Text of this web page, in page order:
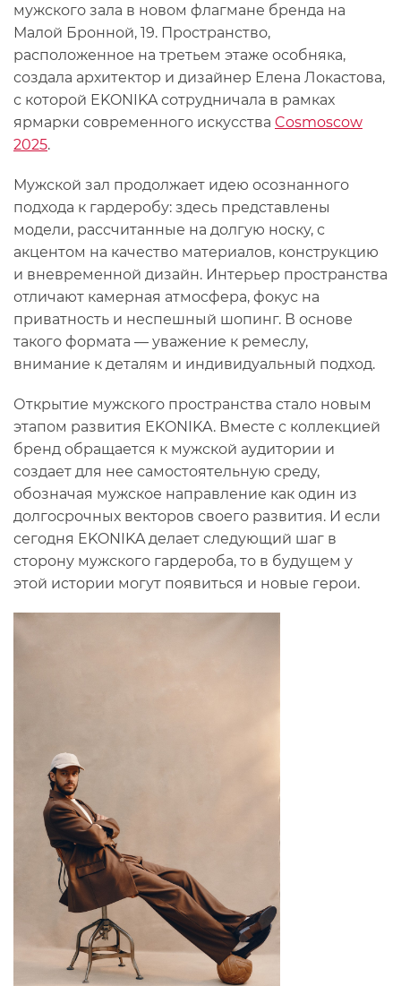
мужского зала в новом флагмане бренда на
Малой Бронной, 19. Пространство,
расположенное на третьем этаже особняка,
создала архитектор и дизайнер Елена Локастова,
с которой EKONIKA сотрудничала в рамках
ярмарки современного искусства Cosmoscow
2025.
Мужской зал продолжает идею осознанного
подхода к гардеробу: здесь представлены
модели, рассчитанные на долгую носку, с
акцентом на качество материалов, конструкцию
и вневременной дизайн. Интерьер пространства
отличают камерная атмосфера, фокус на
приватность и неспешный шопинг. В основе
такого формата — уважение к ремеслу,
внимание к деталям и индивидуальный подход.
Открытие мужского пространства стало новым
этапом развития EKONIKA. Вместе с коллекцией
бренд обращается к мужской аудитории и
создает для нее самостоятельную среду,
обозначая мужское направление как один из
долгосрочных векторов своего развития. И если
сегодня EKONIKA делает следующий шаг в
сторону мужского гардероба, то в будущем у
этой истории могут появиться и новые герои.